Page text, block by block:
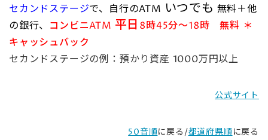
セカンドステージで、 自行のATM いつでも 無料＋他
の銀行、 コンビニATM 平日 8時45分～18時 無料 ＊
キャッシュバック
セカンドステージの例：預かり資産 1000万円以上
公式サイト
50音順に戻る/都道府県順に戻る